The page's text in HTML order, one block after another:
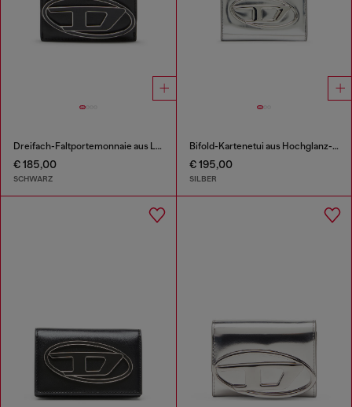
Dreifach-Faltportemonnaie aus Leder
€ 185,00
SCHWARZ
Bifold-Kartenetui aus Hochglanz-Leder
€ 195,00
SILBER